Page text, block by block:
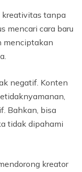
kreativitas tanpa
mencari cara baru
menciptakan
negatif. Konten
Bahkan, bisa
tidak dipahami
kreator